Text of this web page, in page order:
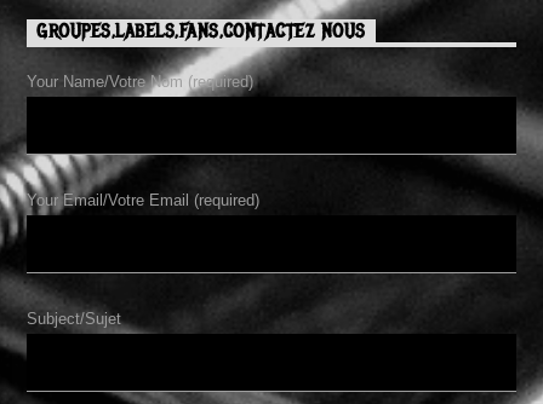
GROUPES,LABELS,FANS,CONTACTEZ NOUS
Your Name/Votre Nom (required)
Your Email/Votre Email (required)
Subject/Sujet